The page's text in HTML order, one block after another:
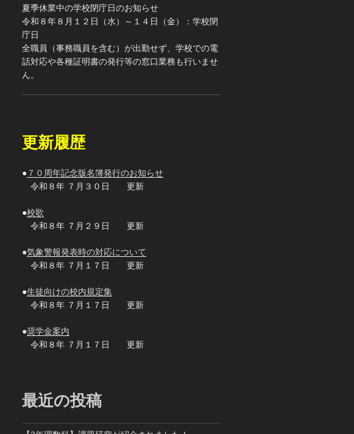
夏季休業中の学校閉庁日のお知らせ
令和８年８月１２日（水）～１４日（金）：学校閉
庁日
全職員（事務職員を含む）が出勤せず、学校での電
話対応や各種証明書の発行等の窓口業務も行いませ
ん。
更新履歴
●７０周年記念版名簿発行のお知らせ
令和８年 ７月３０日 更新
●校歌
令和８年 ７月２９日 更新
●気象警報発表時の対応について
令和８年 ７月１７日 更新
●生徒向けの校内規定集
令和８年 ７月１７日 更新
●奨学金案内
令和８年 ７月１７日 更新
最近の投稿